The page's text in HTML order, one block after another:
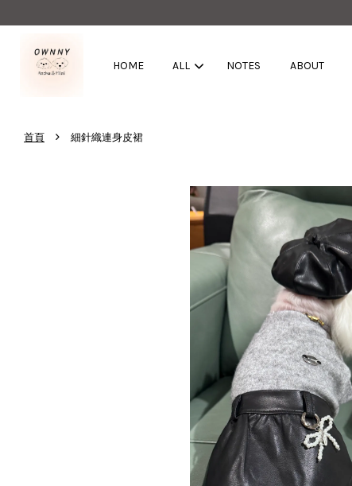
HOME ALL NOTES ABOUT
首頁 › 細針織連身皮裙